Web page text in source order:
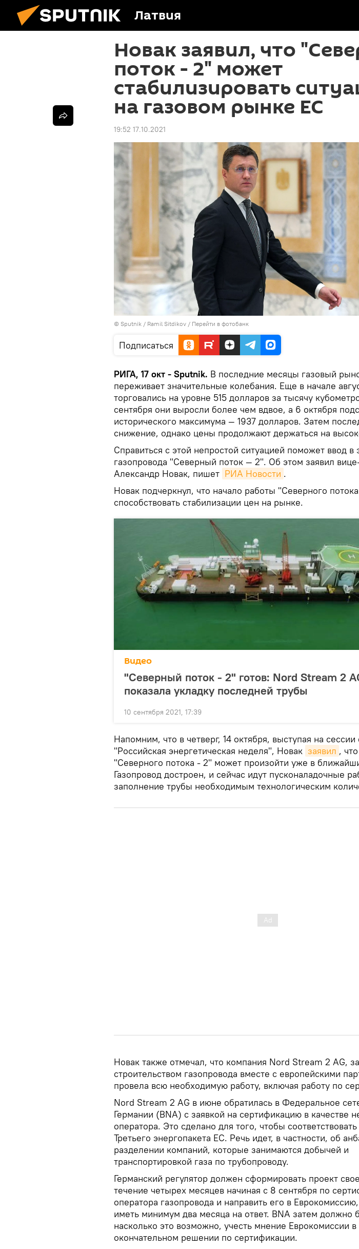
Латвия
Новак заявил, что
поток - 2" может
стабилизировать
на газовом рынке ЕС
19:52 17.10.2021
© Sputnik / Ramil Sitdikov / Перейти в фотобанк
Подписаться
РИГА, 17 окт - Sputnik. В последние месяцы газовый
переживает значительные колебания. Еще в начале
торговались на уровне 515 долларов за тысячу
сентября они выросли более чем вдвое, а 6 октября
исторического максимума — 1937 долларов. Затем
снижение, однако цены продолжают держаться на
Справиться с этой непростой ситуацией поможет ввод в
газопровода "Северный поток — 2". Об этом заявил
Александр Новак, пишет РИА Новости .
Новак подчеркнул, что начало работы "Северного
способствовать стабилизации цен на рынке.
Видео
"Северный поток - 2" готов: Nord Stream 2
показала укладку последней трубы
10 сентября 2021, 17:39
Напомним, что в четверг, 14 октября, выступая на
"Российская энергетическая неделя", Новак заявил ,
"Северного потока - 2" может произойти уже в
Газопровод достроен, и сейчас идут пусконаладочные
заполнение трубы необходимым технологическим
Новак также отмечал, что компания Nord Stream 2 AG,
строительством газопровода вместе с европейскими
провела всю необходимую работу, включая работу по
Nord Stream 2 AG в июне обратилась в Федеральное
Германии (BNA) с заявкой на сертификацию в качестве
оператора. Это сделано для того, чтобы
Третьего энергопакета ЕС. Речь идет, в частности, об
разделении компаний, которые занимаются добычей и
транспортировкой газа по трубопроводу.
Германский регулятор должен сформировать проект
течение четырех месяцев начиная с 8 сентября по
оператора газопровода и направить его в
иметь минимум два месяца на ответ. BNA затем должно
насколько это возможно, учесть мнение Еврокомиссии в
окончательном решении по сертификации.